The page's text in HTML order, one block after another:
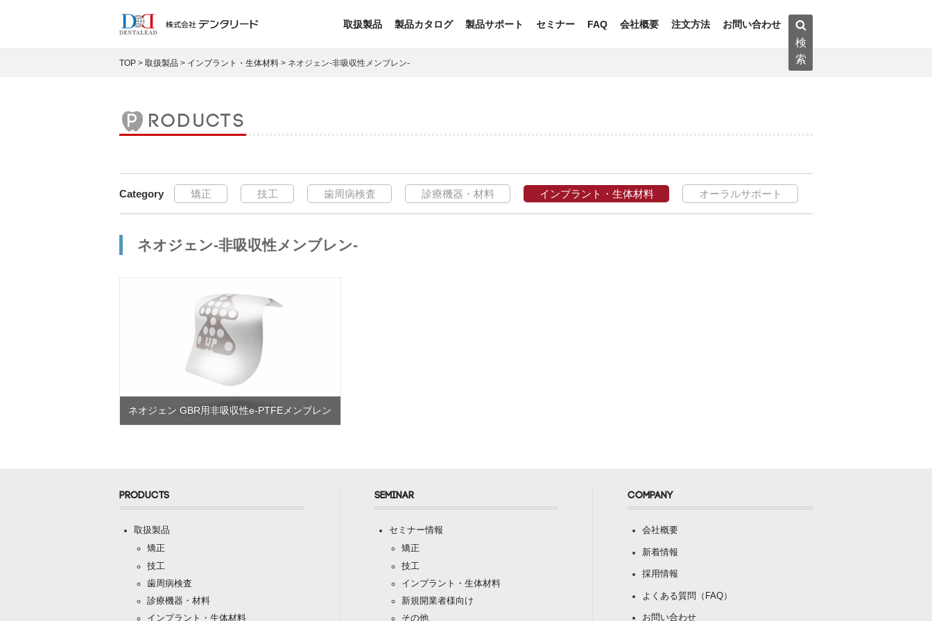
取扱製品 製品カタログ 製品サポート セミナー FAQ 会社概要 注文方法 お問い合わせ
検
索:
検
索
TOP > 取扱製品 > インプラント・生体材料 > ネオジェン-非吸収性メンブレン-
products
矯正 技工 歯周病検査 診療機器・材料 インプラント・生体材料 オーラルサポート
ネオジェン-非吸収性メンブレン-
ネオジェン GBR用非吸収性e-PTFEメンブレン
PRODUCTS
取扱製品
矯正
技工
歯周病検査
診療機器・材料
インプラント・生体材料
SEMINAR
セミナー情報
矯正
技工
インプラント・生体材料
新規開業者様向け
その他
COMPANY
会社概要
新着情報
採用情報
よくある質問（FAQ）
お問い合わせ